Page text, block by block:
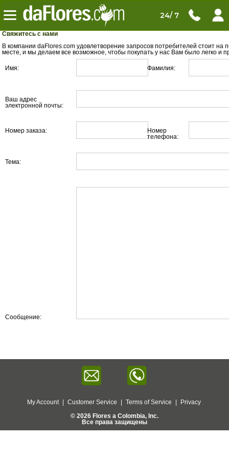
24/ 7
Свяжитесь с нами
В компании daFlores.com удовлетворение запросов потребителей стоит на
месте, и мы делаем все возможное, чтобы покупать у нас Вам было легко и
Имя: Фамилия:
Ваш адрес
электронной почты:
Номер заказа:
Номер
телефона:
Тема:
Сообщение:
My Account Customer Service Terms of Service
Privacy
© 2026 Flores a Colombia, Inc.
Все права защищены